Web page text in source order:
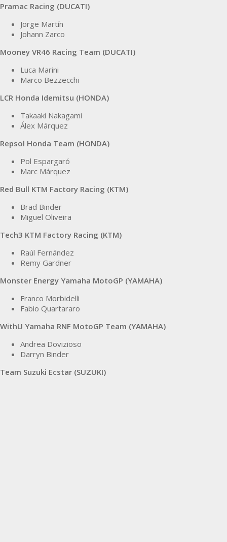
Pramac Racing (DUCATI)
Jorge Martín
Johann Zarco
Mooney VR46 Racing Team (DUCATI)
Luca Marini
Marco Bezzecchi
LCR Honda Idemitsu (HONDA)
Takaaki Nakagami
Álex Márquez
Repsol Honda Team (HONDA)
Pol Espargaró
Marc Márquez
Red Bull KTM Factory Racing (KTM)
Brad Binder
Miguel Oliveira
Tech3 KTM Factory Racing (KTM)
Raúl Fernández
Remy Gardner
Monster Energy Yamaha MotoGP (YAMAHA)
Franco Morbidelli
Fabio Quartararo
WithU Yamaha RNF MotoGP Team (YAMAHA)
Andrea Dovizioso
Darryn Binder
Team Suzuki Ecstar (SUZUKI)